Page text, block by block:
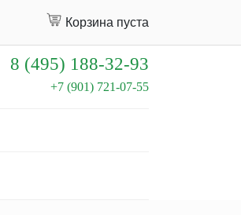
Корзина пуста
8 (495) 188-32-93
+7 (901) 721-07-55